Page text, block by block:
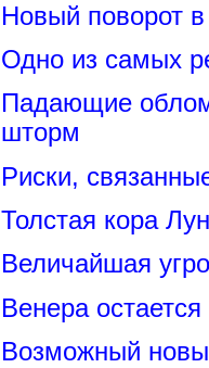
Новый поворот
Одно из самых
Падающие
шторм
Риски,
Толстая кора
Величайшая
Венера
Возможный